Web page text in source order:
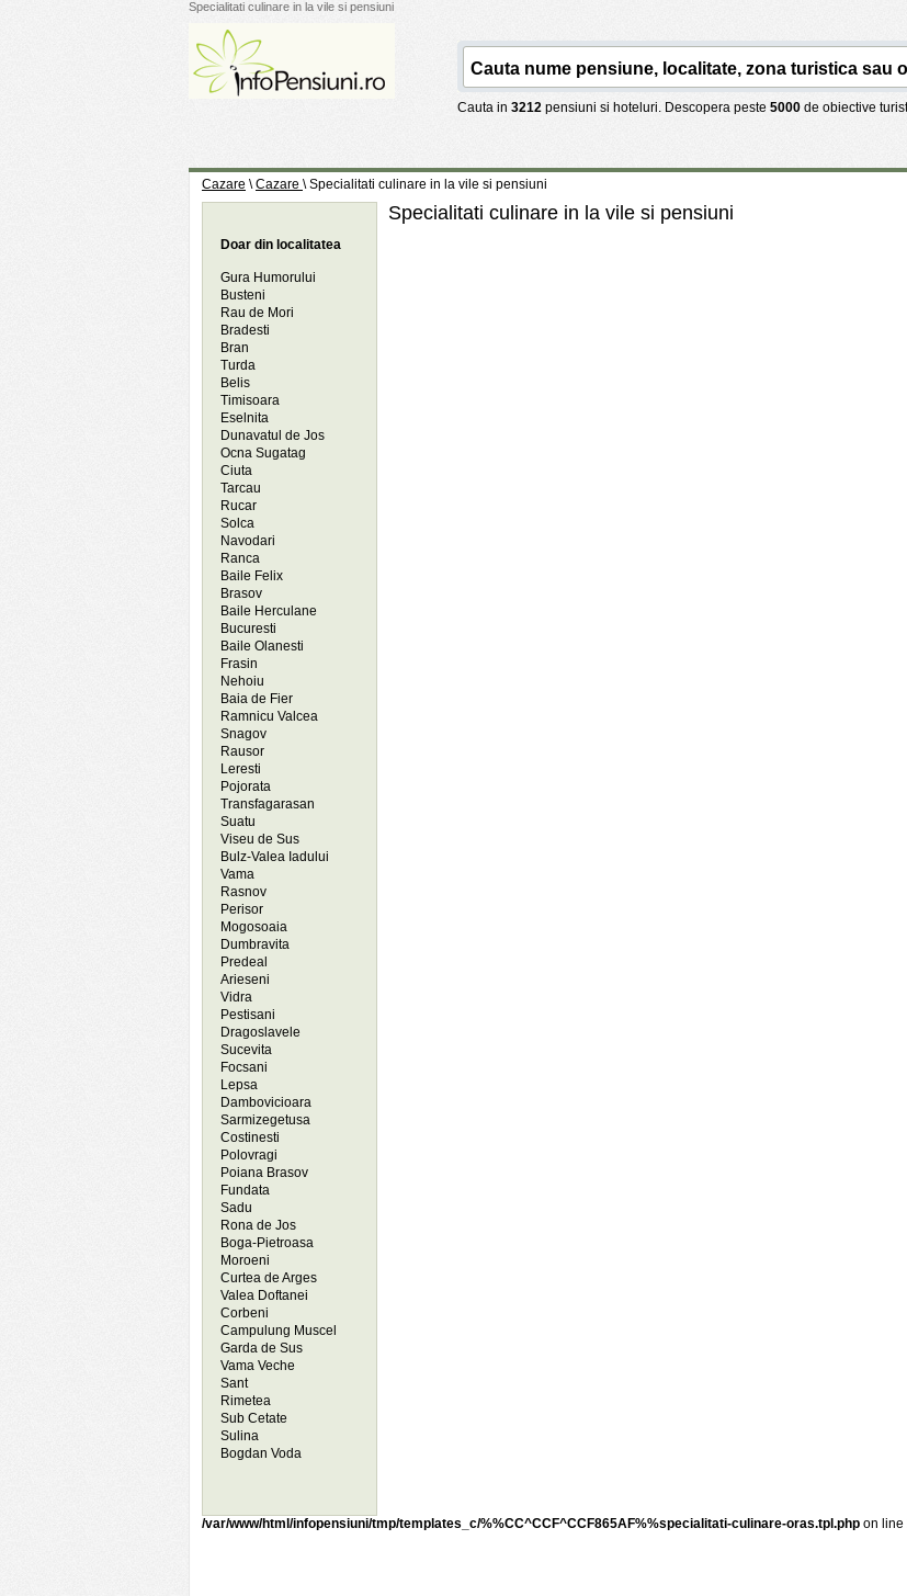
Specialitati culinare in la vile si pensiuni
Cauta in 3212 pensiuni si hoteluri. Descopera peste 5000 de obiective
Cazare \Cazare \ Specialitati culinare in la vile si pensiuni
Specialitati culinare in la vile si pensiuni
Doar din localitatea
Gura Humorului
Busteni
Rau de Mori
Bradesti
Bran
Turda
Belis
Timisoara
Eselnita
Dunavatul de Jos
Ocna Sugatag
Ciuta
Tarcau
Rucar
Solca
Navodari
Ranca
Baile Felix
Brasov
Baile Herculane
Bucuresti
Baile Olanesti
Frasin
Nehoiu
Baia de Fier
Ramnicu Valcea
Snagov
Rausor
Leresti
Pojorata
Transfagarasan
Suatu
Viseu de Sus
Bulz-Valea Iadului
Vama
Rasnov
Perisor
Mogosoaia
Dumbravita
Predeal
Arieseni
Vidra
Pestisani
Dragoslavele
Sucevita
Focsani
Lepsa
Dambovicioara
Sarmizegetusa
Costinesti
Polovragi
Poiana Brasov
Fundata
Sadu
Rona de Jos
Boga-Pietroasa
Moroeni
Curtea de Arges
Valea Doftanei
Corbeni
Campulung Muscel
Garda de Sus
Vama Veche
Sant
Rimetea
Sub Cetate
Sulina
Bogdan Voda
/var/www/html/infopensiuni/tmp/templates_c/%%CC^CCF^CCF865AF%%specialitati-culinare-oras.tpl.php on line